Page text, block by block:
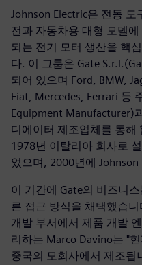
Johnson Electric은 전동
전과 자동차용 대형 모델
되는 전기 모터 생산을 핵
다. 이 그룹은 Gate
되어 있으며 Ford, BMW,
Fiat, Mercedes, Ferrari 등
Equipment Manufacturer)
디에이터 제조업체를 통해
1978년 이탈리아 회사로
었으며, 2000년에
이 기간에 Gate의 비즈니
른 접근 방식을 채택했습
개발 부서에서 제품 개발
리하는 Marco Davino는 "
중국의 모회사에서 제조됩